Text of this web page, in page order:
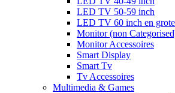
LED TV 50-59 inch
LED TV 60 inch en
Monitor (non
Monitor Accessoires
Smart Display
Smart Tv
Tv Accessoires
Multimedia & Games